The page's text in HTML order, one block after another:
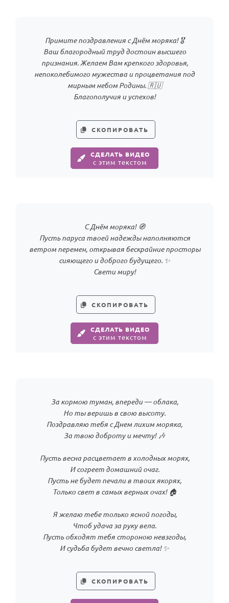
Примите поздравления с Днём моряка! 🎖
Ваш благородный труд достоин высшего
признания. Желаем Вам крепкого здоровья,
непоколебимого мужества и процветания под
мирным небом Родины. 🇷🇺
Благополучия и успехов!
СКОПИРОВАТЬ
СДЕЛАТЬ ВИДЕО
с этим текстом
С Днём моряка! 🧭
Пусть паруса твоей надежды наполняются
ветром перемен, открывая бескрайние просторы
сияющего и доброго будущего. ✨
Свети миру!
СКОПИРОВАТЬ
СДЕЛАТЬ ВИДЕО
с этим текстом
За кормою туман, впереди — облака,
Но ты веришь в свою высоту.
Поздравляю тебя с Днем лихим моряка,
За твою доброту и мечту! 🎶
Пусть весна расцветает в холодных морях,
И согреет домашний очаг.
Пусть не будет печали в твоих якорях,
Только свет в самых верных очах! 🏠
Я желаю тебе только ясной погоды,
Чтоб удача за руку вела.
Пусть обходят тебя стороною невзгоды,
И судьба будет вечно светла! ✨
СКОПИРОВАТЬ